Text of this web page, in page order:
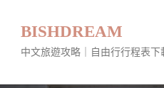
BISHDREAM
中文旅遊攻略｜自由行行程表